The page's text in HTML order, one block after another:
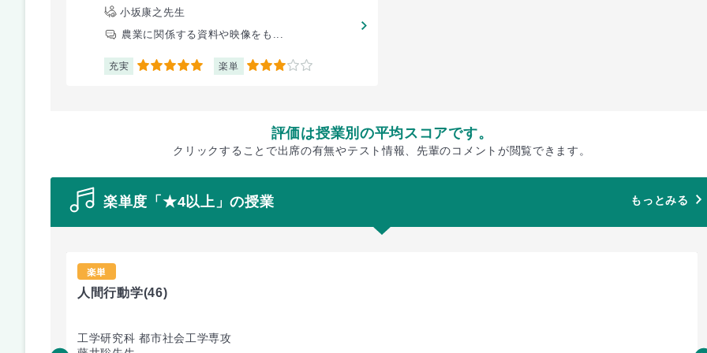
小坂康之先生
農業に関係する資料や映像をも...
充実 5 楽単 3
評価は授業別の平均スコアです。
クリックすることで出席の有無やテスト情報、先輩のコメントが閲覧できます。
楽単度「★4以上」の授業 もっとみる
楽単
人間行動学(46)
工学研究科 都市社会工学専攻